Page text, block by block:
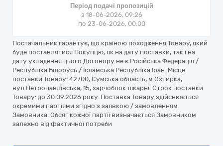
Період подачі пропозицій
з 18-06-2026, 09:26
по 23-06-2026, 00:00
Постачальник гарантує, що країною походження Товару, який
буде поставлятися Покупцю, як на дату поставки, так і на
дату укладення цього Договору не є Російська Федерація /
Республіка Білорусь / Ісламська Республіка Іран. Місце
поставки Товару: 42700, Сумська область, м.Охтирка,
вул.Петропавлівська, 15, харчоблок лікарні. Строк поставки
Товару: до 30.09.2026 року. Поставка Товару здійснюється
окремими партіями згідно з заявкою / замовленням
Замовника. Обсяг кожної партії визначається Замовником
залежно від фактичної потреби